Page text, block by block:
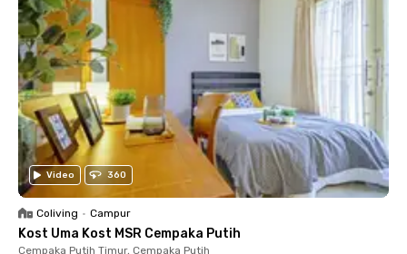
Video 360
Coliving • Campur
Kost Uma Kost MSR Cempaka Putih
Cempaka Putih Timur, Cempaka Putih